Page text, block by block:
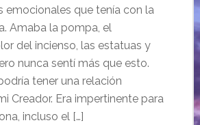
emocionales que tenía con la
Amaba la pompa, el
del incienso, las estatuas y
nunca sentí más que esto.
tener una relación
Creador. Era impertinente para
incluso el […]